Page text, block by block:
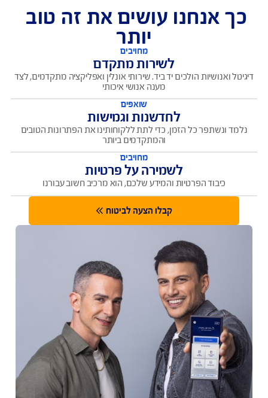
בדיקת פוליסה צד ג'
אנחנו עושים את זה טוב
יותר
מחויבים
לשירות מתקדם
ואנושיות הולכים יד ביד. שירותי אונלין ואפליקציה מתקדמים, לצד
מענה אנושי איכותי
שואפים
לחדשנות וגמישות
ונשתפר כל הזמן, כדי לתת ללקוחותינו את הפתרונות הטובים
והמתקדמים ביותר